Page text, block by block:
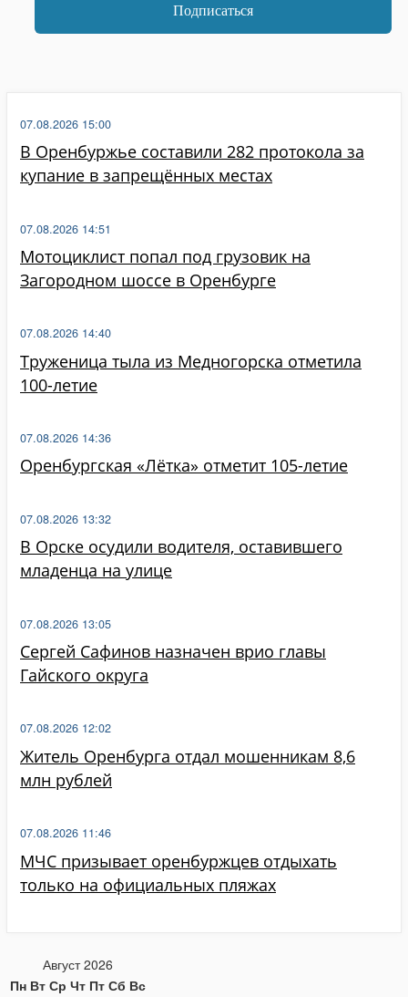
В Оренбуржье составили 282 протокола за
купание в запрещённых местах
07.08.2026 15:00
Мотоциклист попал под грузовик на
Загородном шоссе в Оренбурге
07.08.2026 14:51
Труженица тыла из Медногорска отметила
100-летие
07.08.2026 14:40
Оренбургская «Лётка» отметит 105-летие
07.08.2026 14:36
В Орске осудили водителя, оставившего
младенца на улице
07.08.2026 13:32
Сергей Сафинов назначен врио главы
Гайского округа
07.08.2026 13:05
Житель Оренбурга отдал мошенникам 8,6
млн рублей
07.08.2026 12:02
МЧС призывает оренбуржцев отдыхать
только на официальных пляжах
07.08.2026 11:46
Август 2026
Пн Вт Ср Чт Пт Сб Вс